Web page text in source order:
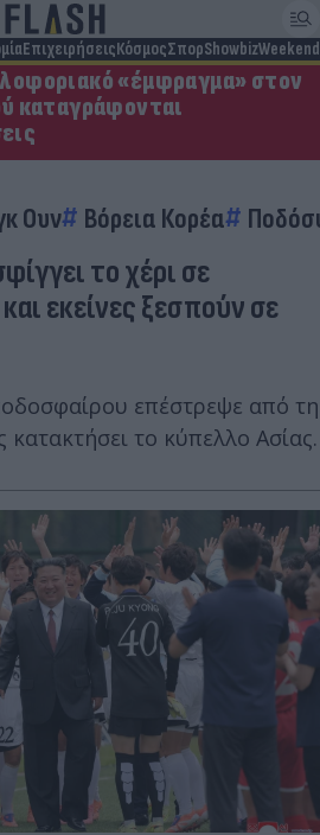
ΕπιχειρήσειςΚόσμοςΣπορShowbizWeekend
«έμφραγμα» στον
καταγράφονται
Ουν Βόρεια Κορέα
το χέρι σε
εκείνες ξεσπούν σε
επέστρεψε από τη
το κύπελλο Ασίας.